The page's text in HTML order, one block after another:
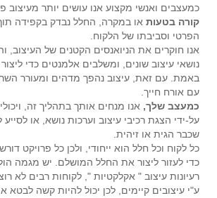
כמעצבים ואנשי מקצוע אנו עושים יותר מעיצוב
קורה בטעות או במקרה, החלל נבדק בקפידה
הפרטי וסביבתו של הלקוח.
אנו חוקרים את הניואנסים הקטנים של העיצוב,
נושאי עיצוב שונים, ומשלבים אלמנטים כדי ליצור
באמת. עם זאת, עיצוב נהפך מדהים ומעורר
עם אורח חייך.
כמעצב שלך, אנו מנחים אותך בתהליך זה,
על-ידי הצגת רכיבי עיצוב וערכות נושא, או
שכבר הגית או זיהית.
כל לקוח וכל חלל הוא ייחודי, ולכן כל פרויקט
כדי לעזור ליצור את החלל המושלם. יש מגמה
רעיונות עיצוב " אקלקטיות ", לקוחות רבים לא
ע"י עיצובים קיימים, לכן יכול להיות קשה לבטא